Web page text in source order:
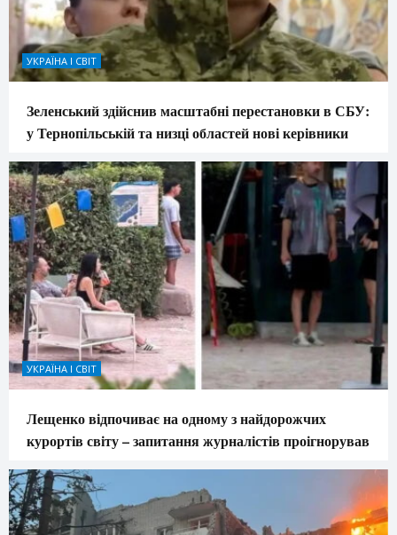
УКРАЇНА І СВІТ
Зеленський здійснив масштабні перестановки в СБУ:
у Тернопільській та низці областей нові керівники
УКРАЇНА І СВІТ
Лещенко відпочиває на одному з найдорожчих
курортів світу – запитання журналістів проігнорував